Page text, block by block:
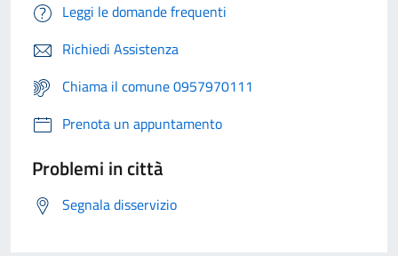
Leggi le domande frequenti
Richiedi Assistenza
Chiama il comune 0957970111
Prenota un appuntamento
Problemi in città
Segnala disservizio